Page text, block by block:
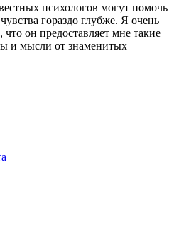
психологов могут помочь
гораздо глубже. Я очень
что он предоставляет мне такие
и мысли от знаменитых